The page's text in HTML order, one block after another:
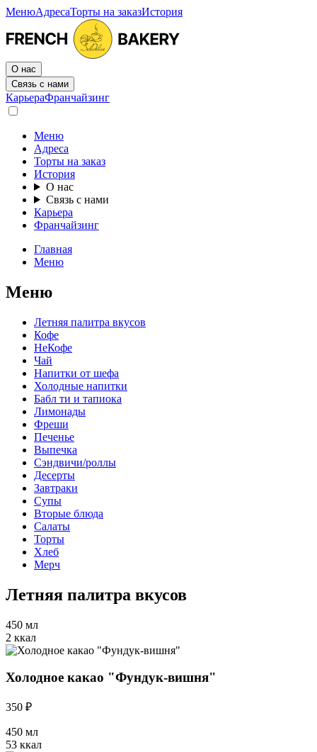
МенюАдресаТорты на заказИстория
О нас
Связь с нами
КарьераФранчайзинг
Меню
Адреса
Торты на заказ
История
О нас
Связь с нами
Карьера
Франчайзинг
Главная
Меню
Меню
Летняя палитра вкусов
Кофе
НеКофе
Чай
Напитки от шефа
Холодные напитки
Бабл ти и тапиока
Лимонады
Фреши
Печенье
Выпечка
Сэндвичи/роллы
Десерты
Завтраки
Супы
Вторые блюда
Салаты
Торты
Хлеб
Мерч
Летняя палитра вкусов
450 мл
2 ккал
Холодное какао "Фундук-вишня"
350 ₽
450 мл
53 ккал